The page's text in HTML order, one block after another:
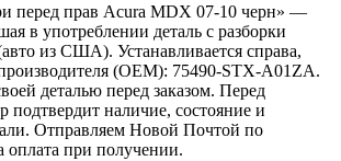
перед прав Acura MDX 07-10 черн» —
в употреблении деталь с разборки
из США). Устанавливается справа,
(OEM): 75490-STX-A01ZA.
деталью перед заказом. Перед
подтвердит наличие, состояние и
Отправляем Новой Почтой по
оплата при получении.